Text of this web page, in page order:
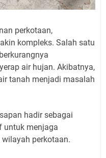
perkotaan,
kompleks. Salah satu
air hujan. Akibatnya,
tanah menjadi masalah
hadir sebagai
untuk menjaga
perkotaan.